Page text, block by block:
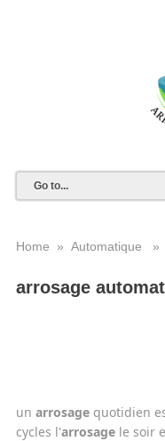
Home » Automatique »
arrosage
un arrosagequotidien
cycles l'arrosagele soir